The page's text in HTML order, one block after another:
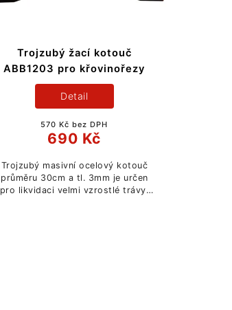
Trojzubý žací kotouč
ABB1203 pro křovinořezy
570 Kč bez DPH
690 Kč
Detail
Trojzubý masivní ocelový kotouč
průměru 30cm a tl. 3mm je určen
pro likvidaci velmi vzrostlé trávy,